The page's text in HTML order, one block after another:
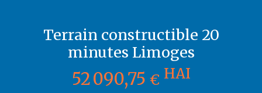
Terrain constructible 20
minutes Limoges
52 090,75 € HAI